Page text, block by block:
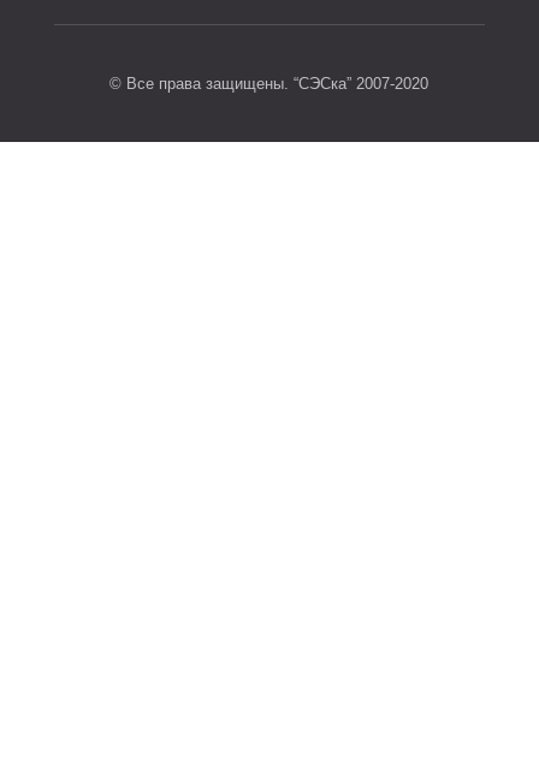
© Все права защищены. “СЭСка” 2007-2020